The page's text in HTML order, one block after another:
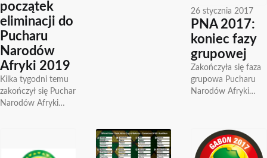
początek
eliminacji do
Pucharu
Narodów
Afryki 2019
Kilka tygodni temu
zakończył się Puchar
Narodów Afryki
Kamerun a już
26 stycznia 2017
PNA 2017:
koniec fazy
grupowej
Zakończyła się faza
grupowa Pucharu
Narodów Afryki
ćwierćfinałów które
zostaną rozegrane w